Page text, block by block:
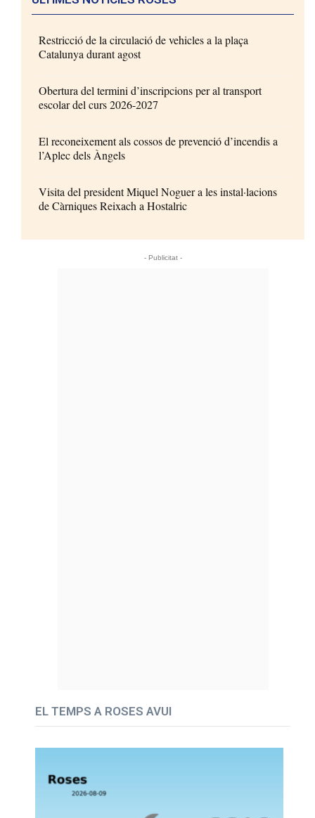
Restricció de la circulació de vehicles a la plaça
Catalunya durant agost
Obertura del termini d’inscripcions per al transport
escolar del curs 2026-2027
El reconeixement als cossos de prevenció d’incendis a
l’Aplec dels Àngels
Visita del president Miquel Noguer a les instal·lacions
de Càrniques Reixach a Hostalric
- Publicitat -
EL TEMPS A ROSES AVUI